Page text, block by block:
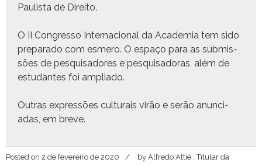
Paulista de Direito.
O II Con­gres­so Inter­na­cional da Acad­e­mia tem sido
prepara­do com esmero. O espaço para as sub­mis­
sões de pesquisadores e pesquisado­ras, além de
estu­dantes foi ampliado.
Out­ras expressões cul­tur­ais virão e serão anun­ci­
adas, em breve.
Posted on 2 de fevereiro de 2020 by Alfredo Attié , Titular da